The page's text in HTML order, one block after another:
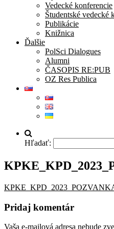
Vedecké konferencie
Študentské vedecké
Publikácie
Knižnica
Ďalšie
PolSci Dialogues
Alumni
ČASOPIS RE:PUB
OZ Res Publica
Hľadať:
Pridaj komentár
Vaša e-mailová adresa nebude